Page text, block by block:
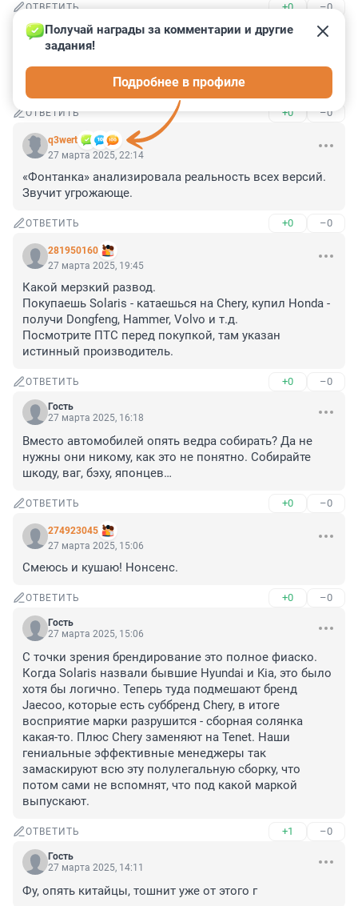
ОТВЕТИТЬ +0 –0
Гость
28 марта 2025, 08:09
Когда ладу скрестят с чем нибудь нормальным? И
будет называться "дала Владу"
ОТВЕТИТЬ +0 –0
q3wert
Получай награды за комментарии и другие
задания!
Подробнее в профиле
27 марта 2025, 22:14
«Фонтанка» анализировала реальность всех версий.
Звучит угрожающе.
ОТВЕТИТЬ +0 –0
281950160
27 марта 2025, 19:45
Какой мерзкий развод.
Покупаешь Solaris - катаешься на Chery, купил Honda -
получи Dongfeng, Hammer, Volvo и т.д.
Посмотрите ПТС перед покупкой, там указан
истинный производитель.
ОТВЕТИТЬ +0 –0
Гость
27 марта 2025, 16:18
Вместо автомобилей опять ведра собирать? Да не
нужны они никому, как это не понятно. Собирайте
шкоду, ваг, бэху, японцев…
ОТВЕТИТЬ +0 –0
274923045
27 марта 2025, 15:06
Смеюсь и кушаю! Нонсенс.
ОТВЕТИТЬ +0 –0
Гость
27 марта 2025, 15:06
С точки зрения брендирование это полное фиаско.
Когда Solaris назвали бывшие Hyundai и Kia, это было
хотя бы логично. Теперь туда подмешают бренд
Jaecoo, которые есть суббренд Chery, в итоге
восприятие марки разрушится - сборная солянка
какая-то. Плюс Chery заменяют на Tenet. Наши
гениальные эффективные менеджеры так
замаскируют всю эту полулегальную сборку, что
потом сами не вспомнят, что под какой маркой
выпускают.
ОТВЕТИТЬ +1 –0
Гость
27 марта 2025, 14:11
Фу, опять китайцы, тошнит уже от этого г